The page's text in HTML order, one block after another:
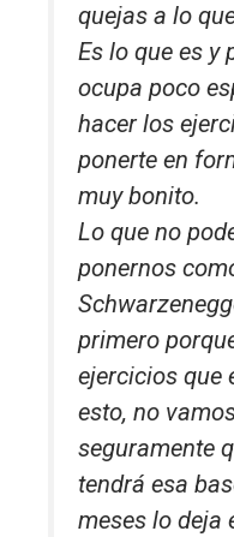
quejas a lo
Es lo que es y
ocupa poco
hacer los
ponerte en
muy bonito.
Lo que no
ponernos
primero
ejercicios que
esto, no
seguramente
tendrá esa
meses lo deja